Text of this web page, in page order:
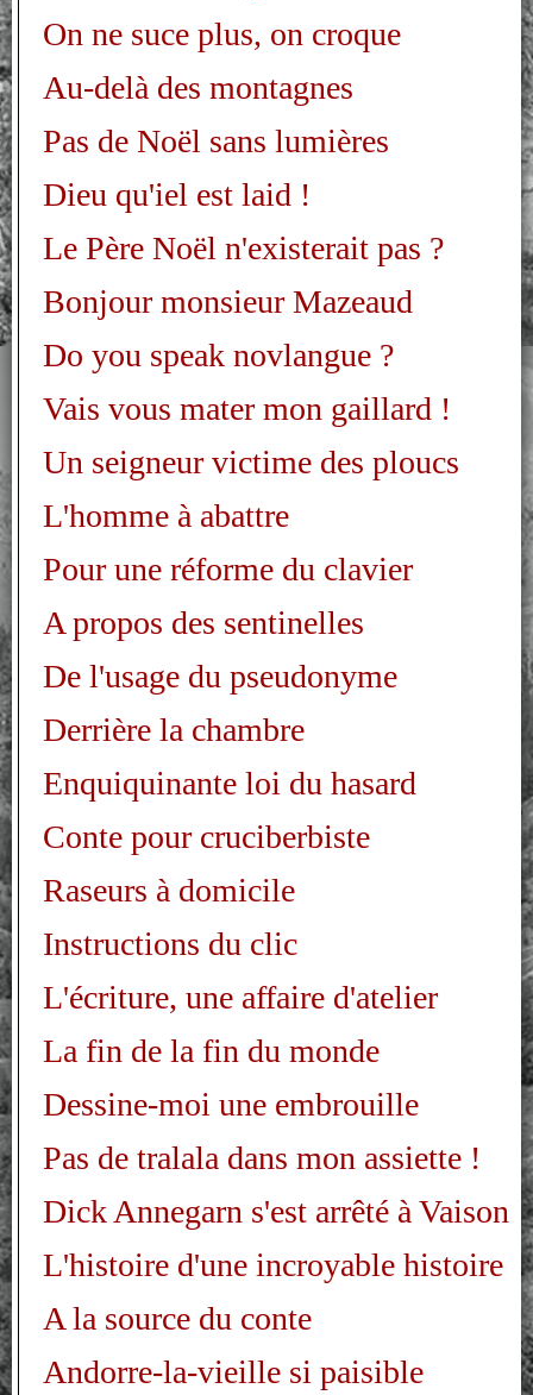
On ne suce plus, on croque
Au-delà des montagnes
Pas de Noël sans lumières
Dieu qu'iel est laid !
Le Père Noël n'existerait pas ?
Bonjour monsieur Mazeaud
Do you speak novlangue ?
Vais vous mater mon gaillard !
Un seigneur victime des ploucs
L'homme à abattre
Pour une réforme du clavier
A propos des sentinelles
De l'usage du pseudonyme
Derrière la chambre
Enquiquinante loi du hasard
Conte pour cruciberbiste
Raseurs à domicile
Instructions du clic
L'écriture, une affaire d'atelier
La fin de la fin du monde
Dessine-moi une embrouille
Pas de tralala dans mon assiette !
Dick Annegarn s'est arrêté à Vaison
L'histoire d'une incroyable histoire
A la source du conte
Andorre-la-vieille si paisible